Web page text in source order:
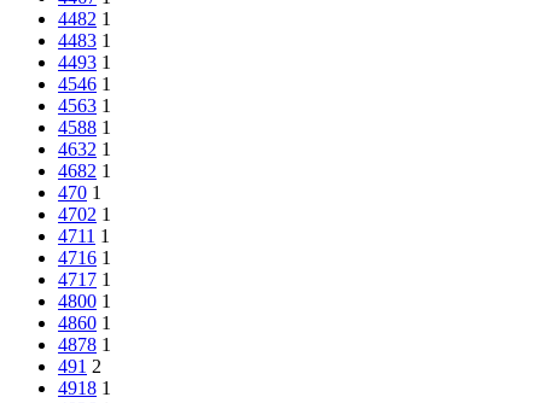
4482 1
4483 1
4493 1
4546 1
4563 1
4588 1
4632 1
4682 1
470 1
4702 1
4711 1
4716 1
4717 1
4800 1
4860 1
4878 1
491 2
4918 1